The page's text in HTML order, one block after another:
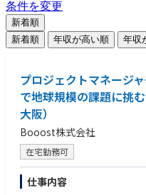
条件を変更
新着順
新着順
年収が高い順 年収
プロジェクトマネージ
で地球規模の課題に挑
大阪）
Booost株式会社
在宅勤務可
仕事内容